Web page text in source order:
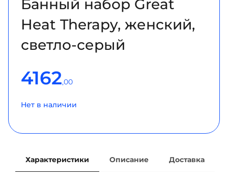
Банный набор Great
Heat Therapy, женский,
светло-серый
4162,00
Нет в наличии
Характеристики Описание Доставка